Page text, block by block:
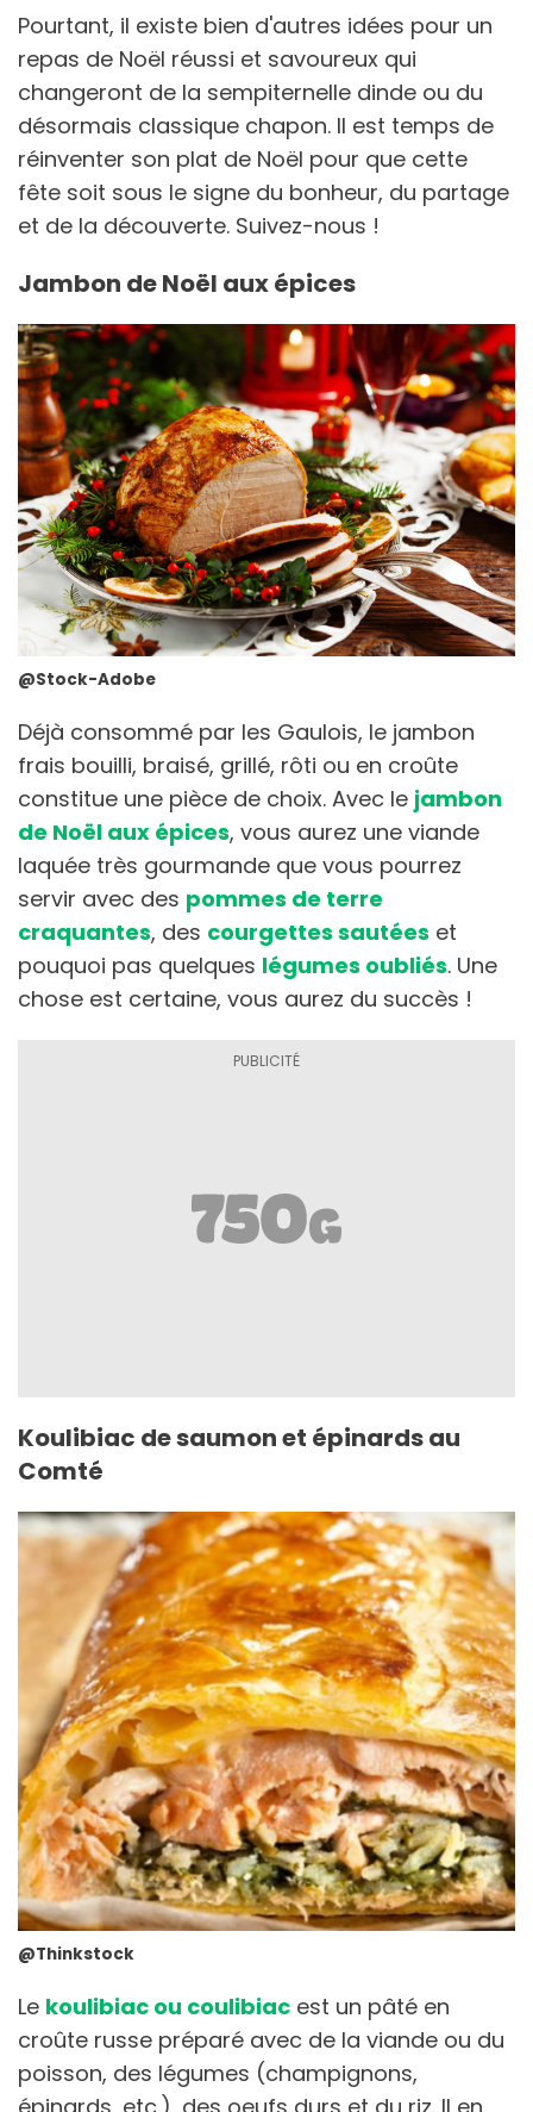
Pourtant, il existe bien d'autres idées pour un
repas de Noël réussi et savoureux qui
changeront de la sempiternelle dinde ou du
désormais classique chapon. Il est temps de
réinventer son plat de Noël pour que cette
fête soit sous le signe du bonheur, du partage
et de la découverte. Suivez-nous !
Jambon de Noël aux épices
@Stock-Adobe
Déjà consommé par les Gaulois, le jambon
frais bouilli, braisé, grillé, rôti ou en croûte
constitue une pièce de choix. Avec le jambon
de Noël aux épices, vous aurez une viande
laquée très gourmande que vous pourrez
servir avec des pommes de terre
craquantes, des courgettes sautées et
pouquoi pas quelques légumes oubliés. Une
chose est certaine, vous aurez du succès !
Koulibiac de saumon et épinards au
Comté
@Thinkstock
Le koulibiac ou coulibiac est un pâté en
croûte russe préparé avec de la viande ou du
poisson, des légumes (champignons,